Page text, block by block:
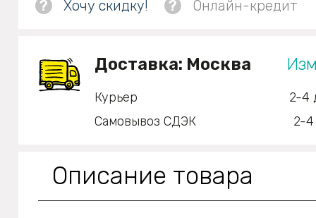
? Хочу скидку! ? Онлайн-кредит
Доставка: Москва
Курьер
2-4
Самовывоз СДЭК
2-4
Описание товара